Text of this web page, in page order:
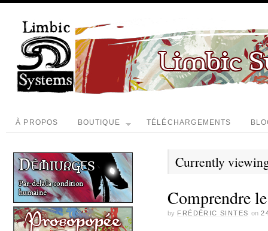
À PROPOS BOUTIQUE TÉLÉCHARGEMENTS
Currently
Comprendre
by FRÉDÉRIC SINTES on